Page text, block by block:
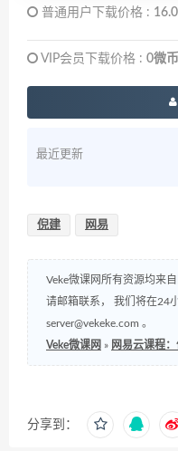
普通用户下载价格 :
VIP会员下载价格 : 0微币
最近更新
倪建 网易
Veke微课网所有资源均来
请邮箱联系， 我们将在24
server@vekeke.com 。
Veke微课网 » 网易云课程
分享到：